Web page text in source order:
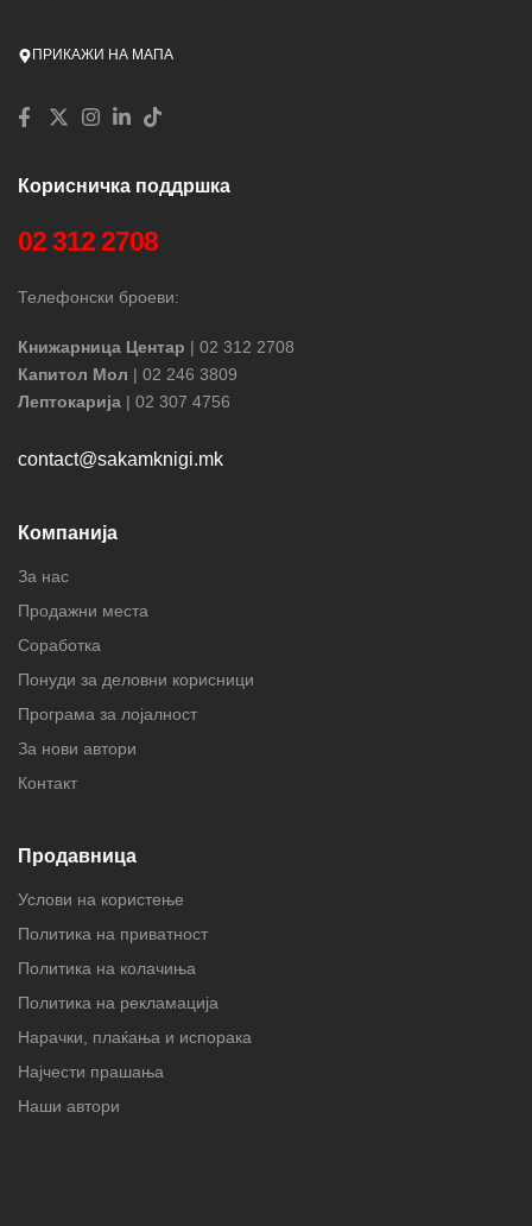
ПРИКАЖИ НА МАПА
Корисничка поддршка
02 312 2708
Телефонски броеви:
Книжарница Центар | 02 312 2708
Капитол Мол | 02 246 3809
Лептокарија | 02 307 4756
contact@sakamknigi.mk
Компанија
За нас
Продажни места
Соработка
Понуди за деловни корисници
Програма за лојалност
За нови автори
Контакт
Продавница
Услови на користење
Политика на приватност
Политика на колачиња
Политика на рекламација
Нарачки, плаќања и испорака
Најчести прашања
Наши автори